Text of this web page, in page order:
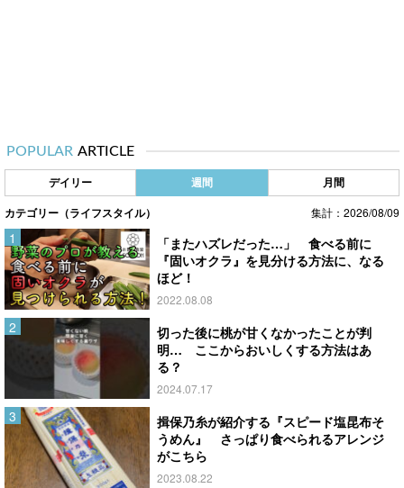
POPULAR ARTICLE
デイリー 週間 月間
カテゴリー（ライフスタイル） 集計：2026/08/09
「またハズレだった…」 食べる前に
『固いオクラ』を見分ける方法に、なる
ほど！
2022.08.08
切った後に桃が甘くなかったことが判
明… ここからおいしくする方法はあ
る？
2024.07.17
揖保乃糸が紹介する『スピード塩昆布そ
うめん』 さっぱり食べられるアレンジ
がこちら
2023.08.22